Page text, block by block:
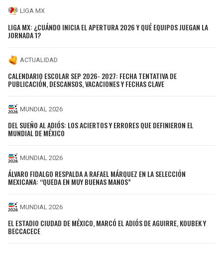
LIGA MX
LIGA MX: ¿CUÁNDO INICIA EL APERTURA 2026 Y QUÉ EQUIPOS JUEGAN LA
JORNADA 1?
ACTUALIDAD
CALENDARIO ESCOLAR SEP 2026- 2027: FECHA TENTATIVA DE
PUBLICACIÓN, DESCANSOS, VACACIONES Y FECHAS CLAVE
MUNDIAL 2026
DEL SUEÑO AL ADIÓS: LOS ACIERTOS Y ERRORES QUE DEFINIERON EL
MUNDIAL DE MÉXICO
MUNDIAL 2026
ÁLVARO FIDALGO RESPALDA A RAFAEL MÁRQUEZ EN LA SELECCIÓN
MEXICANA: “QUEDA EN MUY BUENAS MANOS”
MUNDIAL 2026
EL ESTADIO CIUDAD DE MÉXICO, MARCÓ EL ADIÓS DE AGUIRRE, KOUBEK Y
BECCACECE